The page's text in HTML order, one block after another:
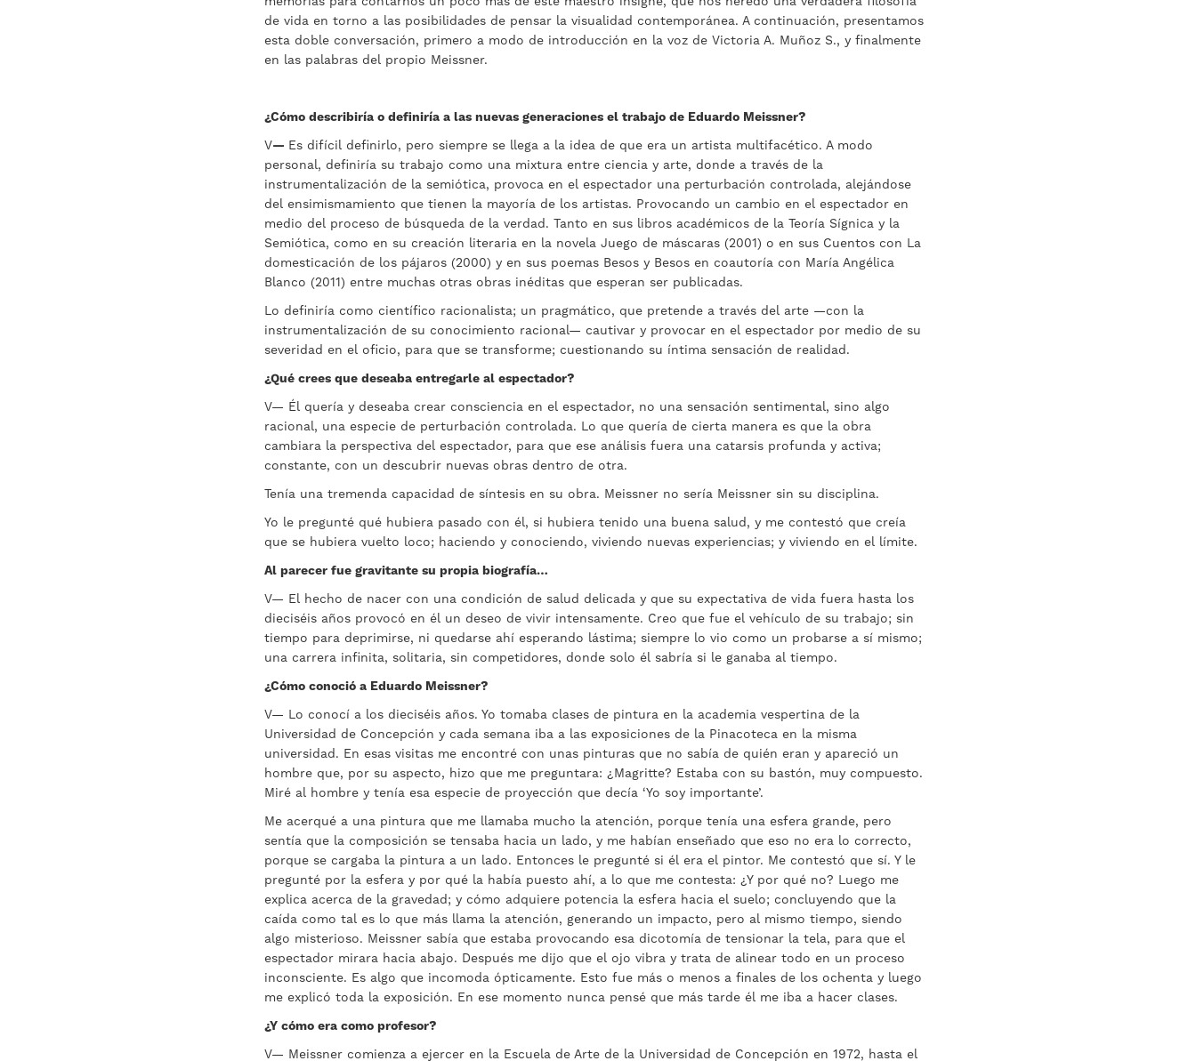
de vida en torno a las posibilidades de pensar la visualidad contemporánea. A continuación, presentamos
esta doble conversación, primero a modo de introducción en la voz de Victoria A. Muñoz S., y finalmente
en las palabras del propio Meissner.
¿Cómo describiría o definiría a las nuevas generaciones el trabajo de Eduardo Meissner?
V— Es difícil definirlo, pero siempre se llega a la idea de que era un artista multifacético. A modo
personal, definiría su trabajo como una mixtura entre ciencia y arte, donde a través de la
instrumentalización de la semiótica, provoca en el espectador una perturbación controlada, alejándose
del ensimismamiento que tienen la mayoría de los artistas. Provocando un cambio en el espectador en
medio del proceso de búsqueda de la verdad. Tanto en sus libros académicos de la Teoría Sígnica y la
Semiótica, como en su creación literaria en la novela Juego de máscaras (2001) o en sus Cuentos con La
domesticación de los pájaros (2000) y en sus poemas Besos y Besos en coautoría con María Angélica
Blanco (2011) entre muchas otras obras inéditas que esperan ser publicadas.
Lo definiría como científico racionalista; un pragmático, que pretende a través del arte —con la
instrumentalización de su conocimiento racional— cautivar y provocar en el espectador por medio de su
severidad en el oficio, para que se transforme; cuestionando su íntima sensación de realidad.
¿Qué crees que deseaba entregarle al espectador?
V— Él quería y deseaba crear consciencia en el espectador, no una sensación sentimental, sino algo
racional, una especie de perturbación controlada. Lo que quería de cierta manera es que la obra
cambiara la perspectiva del espectador, para que ese análisis fuera una catarsis profunda y activa;
constante, con un descubrir nuevas obras dentro de otra.
Tenía una tremenda capacidad de síntesis en su obra. Meissner no sería Meissner sin su disciplina.
Yo le pregunté qué hubiera pasado con él, si hubiera tenido una buena salud, y me contestó que creía
que se hubiera vuelto loco; haciendo y conociendo, viviendo nuevas experiencias; y viviendo en el límite.
Al parecer fue gravitante su propia biografía…
V— El hecho de nacer con una condición de salud delicada y que su expectativa de vida fuera hasta los
dieciséis años provocó en él un deseo de vivir intensamente. Creo que fue el vehículo de su trabajo; sin
tiempo para deprimirse, ni quedarse ahí esperando lástima; siempre lo vio como un probarse a sí mismo;
una carrera infinita, solitaria, sin competidores, donde solo él sabría si le ganaba al tiempo.
¿Cómo conoció a Eduardo Meissner?
V— Lo conocí a los dieciséis años. Yo tomaba clases de pintura en la academia vespertina de la
Universidad de Concepción y cada semana iba a las exposiciones de la Pinacoteca en la misma
universidad. En esas visitas me encontré con unas pinturas que no sabía de quién eran y apareció un
hombre que, por su aspecto, hizo que me preguntara: ¿Magritte? Estaba con su bastón, muy compuesto.
Miré al hombre y tenía esa especie de proyección que decía ‘Yo soy importante’.
Me acerqué a una pintura que me llamaba mucho la atención, porque tenía una esfera grande, pero
sentía que la composición se tensaba hacia un lado, y me habían enseñado que eso no era lo correcto,
porque se cargaba la pintura a un lado. Entonces le pregunté si él era el pintor. Me contestó que sí. Y le
pregunté por la esfera y por qué la había puesto ahí, a lo que me contesta: ¿Y por qué no? Luego me
explica acerca de la gravedad; y cómo adquiere potencia la esfera hacia el suelo; concluyendo que la
caída como tal es lo que más llama la atención, generando un impacto, pero al mismo tiempo, siendo
algo misterioso. Meissner sabía que estaba provocando esa dicotomía de tensionar la tela, para que el
espectador mirara hacia abajo. Después me dijo que el ojo vibra y trata de alinear todo en un proceso
inconsciente. Es algo que incomoda ópticamente. Esto fue más o menos a finales de los ochenta y luego
me explicó toda la exposición. En ese momento nunca pensé que más tarde él me iba a hacer clases.
¿Y cómo era como profesor?
V— Meissner comienza a ejercer en la Escuela de Arte de la Universidad de Concepción en 1972, hasta el